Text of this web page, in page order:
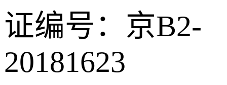
证编号：京B2-
20181623